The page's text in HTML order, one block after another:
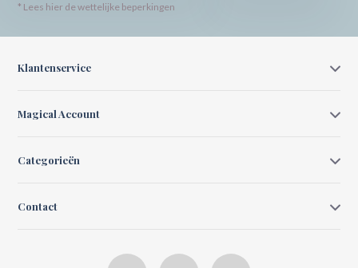
* Lees hier de wettelijke beperkingen
Klantenservice
Magical Account
Categorieën
Contact